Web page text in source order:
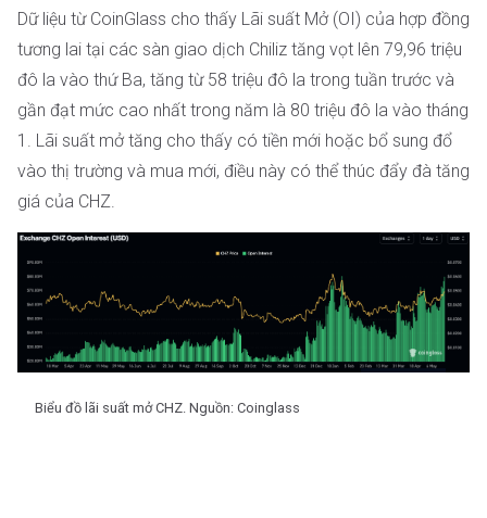
Dữ liệu từ CoinGlass cho thấy Lãi suất Mở (OI) của hợp đồng
tương lai tại các sàn giao dịch Chiliz tăng vọt lên 79,96 triệu
đô la vào thứ Ba, tăng từ 58 triệu đô la trong tuần trước và
gần đạt mức cao nhất trong năm là 80 triệu đô la vào tháng
1. Lãi suất mở tăng cho thấy có tiền mới hoặc bổ sung đổ
vào thị trường và mua mới, điều này có thể thúc đẩy đà tăng
giá của CHZ.
Biểu đồ lãi suất mở CHZ. Nguồn: Coinglass